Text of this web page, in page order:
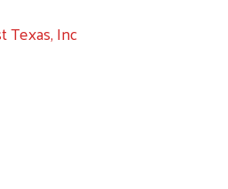
Texas, Inc